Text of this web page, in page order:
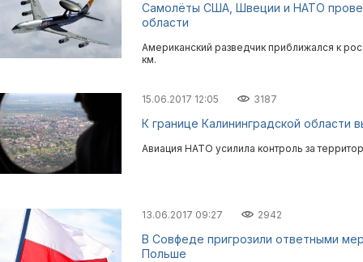
Самолёты США, Швеции и НАТО
области
Американский разведчик приближался к
км.
15.06.2017 12:05 3187
К границе Калининградской
Авиация НАТО усилила контроль за
13.06.2017 09:27 2942
В Совфеде пригрозили ответными
Польше